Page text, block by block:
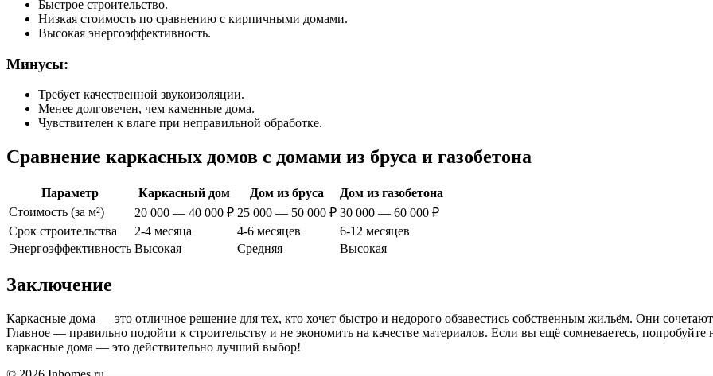
Быстрое строительство.
Низкая стоимость по сравнению с кирпичными домами.
Высокая энергоэффективность.
Минусы:
Требует качественной звукоизоляции.
Менее долговечен, чем каменные дома.
Чувствителен к влаге при неправильной обработке.
Сравнение каркасных домов с домами из бруса и газобетона
Параметр Каркасный дом Дом из бруса
Дом из газобетона
Стоимость (за м²)
20 000 — 40 000 ₽ 25 000 — 50 000 ₽ 30 000 — 60 000 ₽
Срок строительства
2-4 месяца 4-6 месяцев
6-12 месяцев
Энергоэффективность Высокая Средняя Высокая
Заключение
Каркасные дома — это отличное решение для тех, кто хочет быстро и недорого обзавестись собственным жильём. Они
Главное — правильно подойти к строительству и не экономить на качестве материалов. Если вы ещё сомневаетесь,
каркасные дома — это действительно лучший выбор!